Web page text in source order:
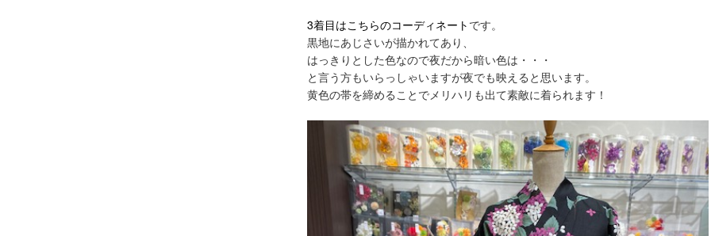
3着目はこちらのコーディネート です。
黒地にあじさいが描かれてあり、
はっきりとした色なので夜だから暗い色は・・・
と言う方もいらっしゃいますが夜でも映えると思います。
黄色の帯を締めることでメリハリも出て素敵に着られます！